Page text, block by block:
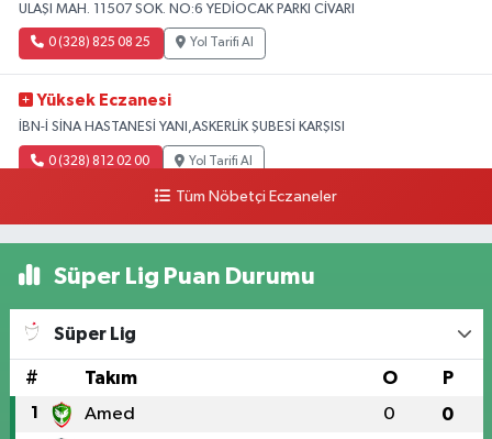
ULAŞI MAH. 11507 SOK. NO:6 YEDİOCAK PARKI CİVARI
0 (328) 825 08 25 Yol Tarifi Al
Yüksek Eczanesi
İBN-İ SİNA HASTANESİ YANI,ASKERLİK ŞUBESİ KARŞISI
0 (328) 812 02 00 Yol Tarifi Al
Tüm Nöbetçi Eczaneler
Süper Lig Puan Durumu
Süper Lig
# Takım O P
1 Amed 0 0